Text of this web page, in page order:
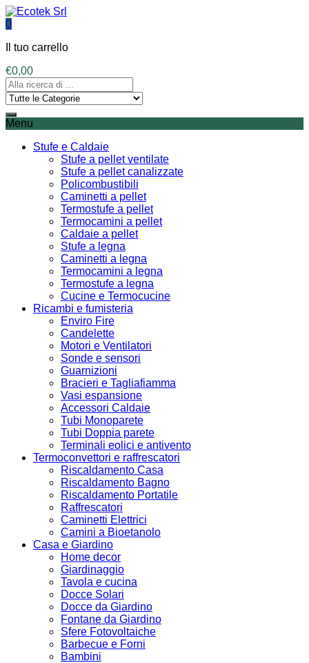
0
Il tuo carrello
€0,00
Menu
Stufe e Caldaie
Stufe a pellet ventilate
Stufe a pellet canalizzate
Policombustibili
Caminetti a pellet
Termostufe a pellet
Termocamini a pellet
Caldaie a pellet
Stufe a legna
Caminetti a legna
Termocamini a legna
Termostufe a legna
Cucine e Termocucine
Ricambi e fumisteria
Enviro Fire
Candelette
Motori e Ventilatori
Sonde e sensori
Guarnizioni
Bracieri e Tagliafiamma
Vasi espansione
Accessori Caldaie
Tubi Monoparete
Tubi Doppia parete
Terminali eolici e antivento
Termoconvettori e raffrescatori
Riscaldamento Casa
Riscaldamento Bagno
Riscaldamento Portatile
Raffrescatori
Caminetti Elettrici
Camini a Bioetanolo
Casa e Giardino
Home decor
Giardinaggio
Tavola e cucina
Docce Solari
Docce da Giardino
Fontane da Giardino
Sfere Fotovoltaiche
Barbecue e Forni
Bambini